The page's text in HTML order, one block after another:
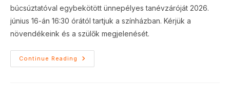
búcsúztatóval egybekötött ünnepélyes tanévzáróját 2026.
június 16-án 16:30 órától tartjuk a színházban. Kérjük a
növendékeink és a szülők megjelenését.
Continue Reading
Tanévzáró
2025/2026